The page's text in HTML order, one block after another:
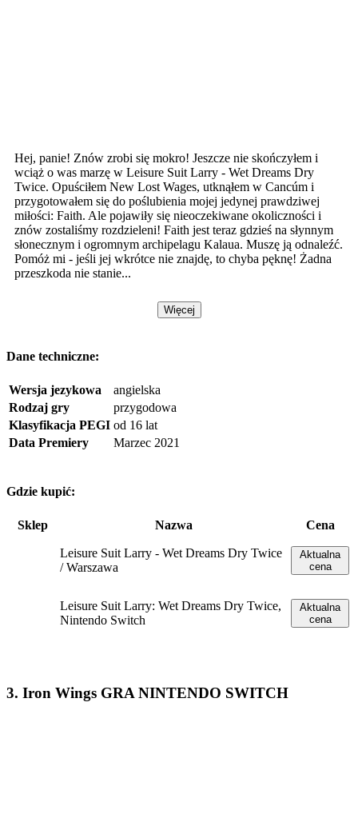
Hej, panie! Znów zrobi się mokro! Jeszcze nie skończyłem i
wciąż o was marzę w Leisure Suit Larry - Wet Dreams Dry
Twice. Opuściłem New Lost Wages, utknąłem w Cancúm i
przygotowałem się do poślubienia mojej jedynej prawdziwej
miłości: Faith. Ale pojawiły się nieoczekiwane okoliczności i
znów zostaliśmy rozdzieleni! Faith jest teraz gdzieś na słynnym
słonecznym i ogromnym archipelagu Kalaua. Muszę ją odnaleźć.
Pomóż mi - jeśli jej wkrótce nie znajdę, to chyba pęknę! Żadna
przeszkoda nie stanie...
Więcej
Dane techniczne:
Wersja jezykowa
angielska
Rodzaj gry
przygodowa
Klasyfikacja PEGI od 16 lat
Data Premiery
Marzec 2021
Gdzie kupić:
Sklep Nazwa Cena
Leisure Suit Larry - Wet Dreams Dry Twice
/ Warszawa
Aktualna
cena
Leisure Suit Larry: Wet Dreams Dry Twice,
Nintendo Switch
Aktualna
cena
3. Iron Wings GRA NINTENDO SWITCH